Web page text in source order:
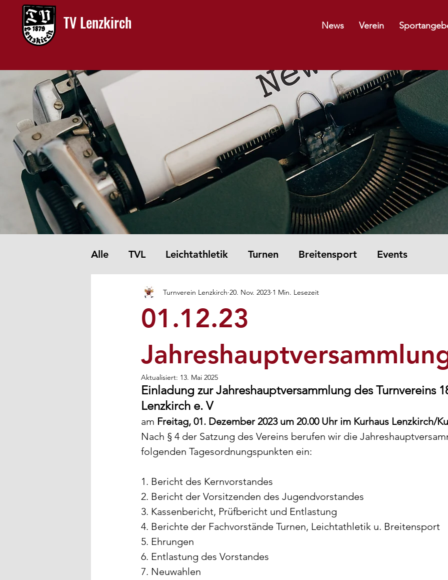
TV Lenzkirch News Verein
Alle TVL Leichtathletik Turnen Breitensport Events
01.12.23
Turnverein Lenzkirch 20. Nov. 2023 1 Min. Lesezeit
Aktualisiert: 13. Mai 2025
Einladung zur Jahreshauptversammlung des Turnvereins
Lenzkirch e. V
am Freitag, 01. Dezember 2023 um 20.00 Uhr im Kurhaus Lenzkirch/
Nach § 4 der Satzung des Vereins berufen wir die
folgenden Tagesordnungspunkten ein:
1. Bericht des Kernvorstandes
2. Bericht der Vorsitzenden des Jugendvorstandes
3. Kassenbericht, Prüfbericht und Entlastung
4. Berichte der Fachvorstände Turnen, Leichtathletik u. Breitensport
5. Ehrungen
6. Entlastung des Vorstandes
7. Neuwahlen